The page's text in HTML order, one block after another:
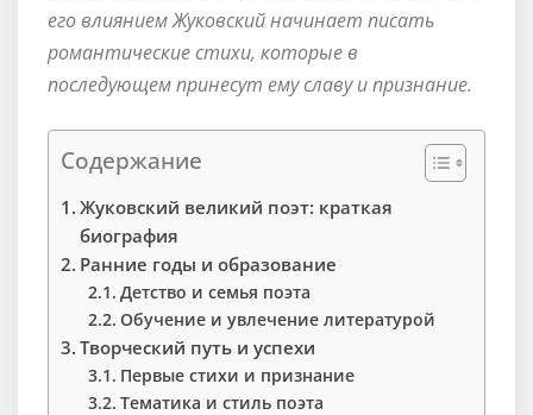
его влиянием Жуковский начинает писать
романтические стихи, которые в
последующем принесут ему славу и признание.
Содержание
Жуковский великий поэт: краткая
биография
Ранние годы и образование
Детство и семья поэта
Обучение и увлечение литературой
Творческий путь и успехи
Первые стихи и признание
Тематика и стиль поэта